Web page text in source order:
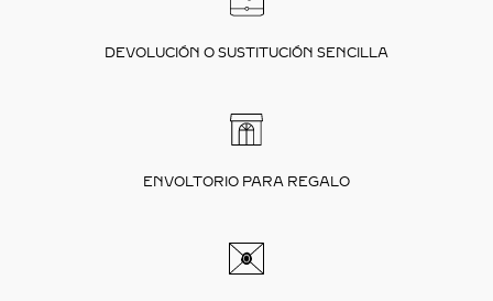
DEVOLUCIÓN O SUSTITUCIÓN SENCILLA
ENVOLTORIO PARA REGALO